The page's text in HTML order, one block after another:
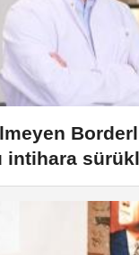
intihara